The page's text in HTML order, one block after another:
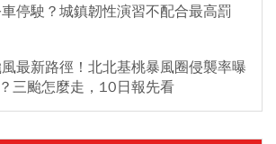
停駛？城鎮韌性演習不配合最高罰
最新路徑！北北基桃暴風圈侵襲率曝
三颱怎麼走，10日報先看